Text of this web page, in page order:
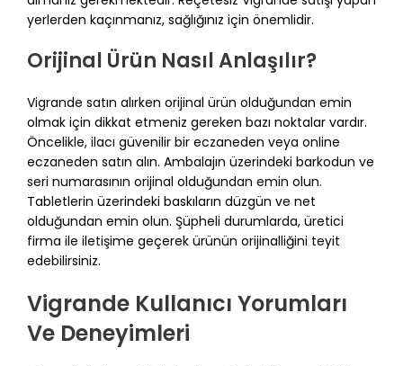
yerlerden kaçınmanız, sağlığınız için önemlidir.
Orijinal Ürün Nasıl Anlaşılır?
Vigrande satın alırken orijinal ürün olduğundan emin
olmak için dikkat etmeniz gereken bazı noktalar vardır.
Öncelikle, ilacı güvenilir bir eczaneden veya online
eczaneden satın alın. Ambalajın üzerindeki barkodun ve
seri numarasının orijinal olduğundan emin olun.
Tabletlerin üzerindeki baskıların düzgün ve net
olduğundan emin olun. Şüpheli durumlarda, üretici
firma ile iletişime geçerek ürünün orijinalliğini teyit
edebilirsiniz.
Vigrande Kullanıcı Yorumları
Ve Deneyimleri